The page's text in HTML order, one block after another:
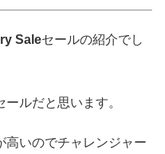
Saleセールの紹介でし
ルだと思います。
高いのでチャレンジャー